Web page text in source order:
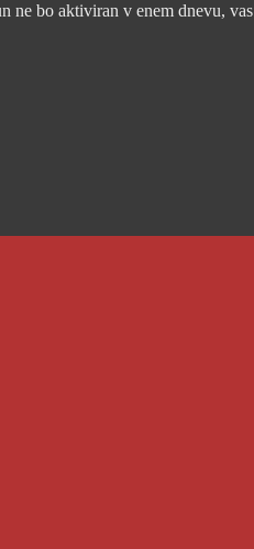
bo aktiviran v enem dnevu,